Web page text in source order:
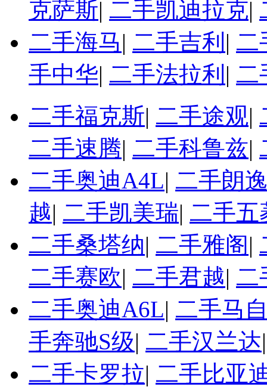
克萨斯| 二手凯迪拉克|
二手海马| 二手吉利 | 二
手中华| 二手法拉利 | 二
二手福克斯| 二手途观|
二手速腾| 二手科鲁兹|
二手奥迪A4L| 二手朗
越| 二手凯美瑞| 二手五
二手桑塔纳| 二手雅阁|
二手赛欧| 二手君越| 二
二手奥迪A6L| 二手马
手奔驰S级| 二手汉兰达
二手卡罗拉| 二手比亚